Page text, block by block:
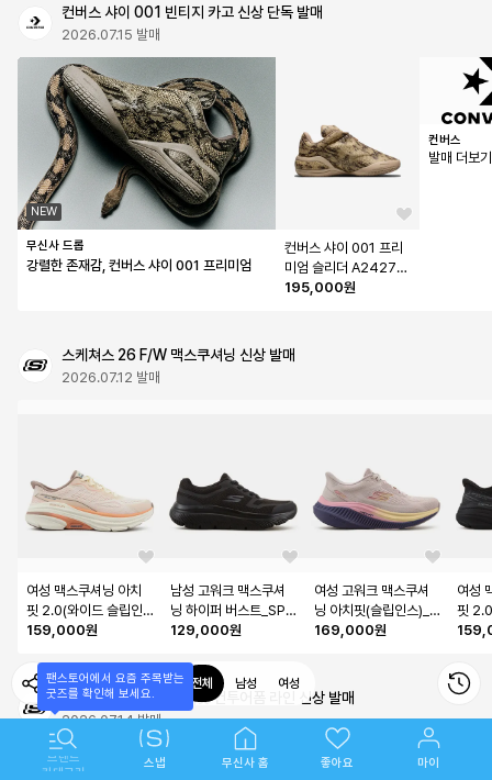
컨버스 샤이 001 빈티지 카고 신상 단독 발매
2026.07.15 발매
NEW
무신사 드롭
강렬한 존재감, 컨버스 샤이 001 프리미엄
컨버스 샤이 001 프리
미엄 슬리더 A24274
C
195,000원
컨버스
발매 더보기
스케쳐스 26 F/W 맥스쿠셔닝 신상 발매
2026.07.12 발매
여성 맥스쿠셔닝 아치
핏 2.0(와이드 슬립인
스)_SP0WRCGY072
159,000원
남성 고워크 맥스쿠셔
닝 하이퍼 버스트_SP0
MWCGY101
129,000원
여성 고워크 맥스쿠셔
닝 아치핏(슬립인스)_S
P0WWCGY211
169,000원
여성
핏
스
스케쳐스 26 F/W 코지핏 컨투어폼 라인 신상 발매
2026.07.14 발매
전체 남성 여성
팬스토어에서 요즘 주목받는
굿즈를 확인해 보세요.
카테고리 스냅 무신사 홈 좋아요 마이